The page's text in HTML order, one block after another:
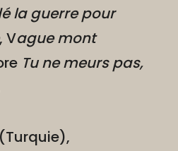
la guerre pour
, Vague mont
Tu ne meurs pas,
(Turquie),